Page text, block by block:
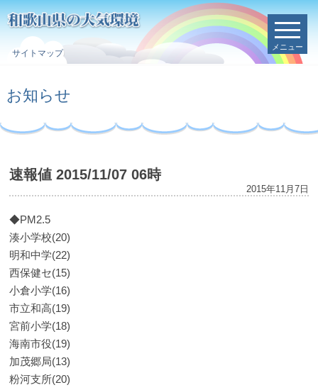
サイトマップ
メニュー
お知らせ
速報値 2015/11/07 06時
2015年11月7日
◆PM2.5
湊小学校(20)
明和中学(22)
西保健セ(15)
小倉小学(16)
市立和高(19)
宮前小学(18)
海南市役(19)
加茂郷局(13)
粉河支所(20)